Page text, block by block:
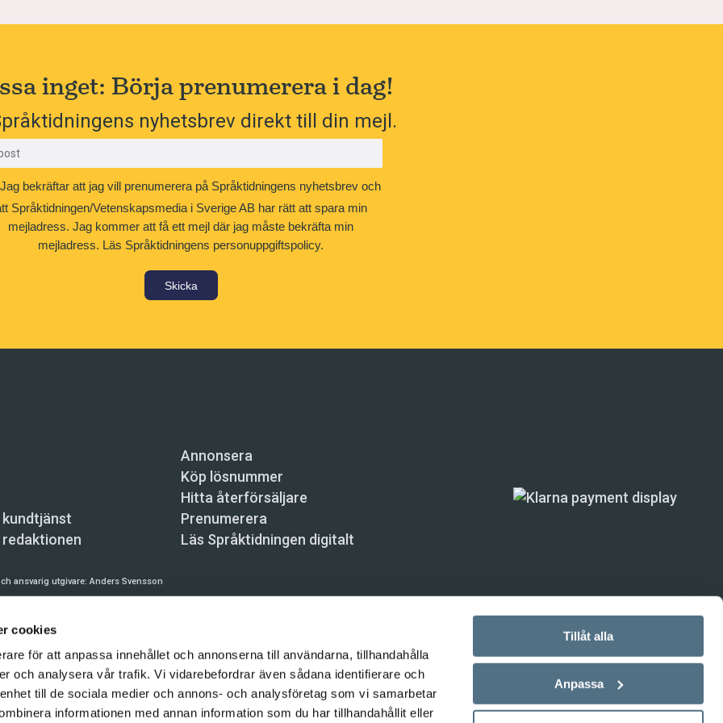
cookies
för att anpassa innehållet och annonserna till användarna, tillhandahålla
och analysera vår trafik. Vi vidarebefordrar även sådana identifierare och
till de sociala medier och annons- och analysföretag som vi samarbetar
informationen med annan information som du har tillhandahållit eller
Tillåt alla
Anpassa
inget: Börja prenumerera i dag!
nyhetsbrev direkt till din mejl.
Jag bekräftar att jag vill prenumerera på Språktidningens nyhetsbrev och
Språktidningen/Vetenskapsmedia i Sverige AB har rätt att spara min
mejladress. Jag kommer att få ett mejl där jag måste bekräfta min
mejladress. Läs Språktidningens personuppgiftspolicy.
Skicka
Annonsera
Köp lösnummer
Hitta återförsäljare
Prenumerera
Läs Språktidningen digitalt
ansvarig utgivare:Anders Svensson
08-121 062 34 (vardagar 8–17),
automatiska tjänster och maskinläsbara metoder (robotar, spiders, indexering och liknande) är inte
på denna webbplats är upphovsrättsligt skyddat.
och Vetenskapsmedia i Sverige AB 2026